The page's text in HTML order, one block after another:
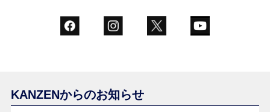
KANZENからのお知らせ